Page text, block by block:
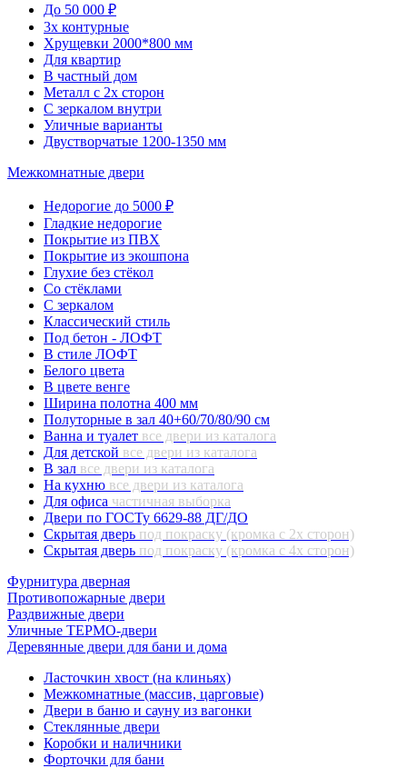
До 50 000 ₽
3х контурные
Хрущевки 2000*800 мм
Для квартир
В частный дом
Металл с 2х сторон
С зеркалом внутри
Уличные варианты
Двустворчатые 1200-1350 мм
Межкомнатные двери
Недорогие до 5000 ₽
Гладкие недорогие
Покрытие из ПВХ
Покрытие из экошпона
Глухие без стёкол
Со стёклами
С зеркалом
Классический стиль
Под бетон - ЛОФТ
В стиле ЛОФТ
Белого цвета
В цвете венге
Ширина полотна 400 мм
Полуторные в зал 40+60/70/80/90 см
Ванна и туалет все двери из каталога
Для детской все двери из каталога
В зал все двери из каталога
На кухню все двери из каталога
Для офиса частичная выборка
Двери по ГОСТу 6629-88 ДГ/ДО
Скрытая дверь под покраску (кромка с 2х сторон)
Скрытая дверь под покраску (кромка с 4х сторон)
Фурнитура дверная
Противопожарные двери
Раздвижные двери
Уличные ТЕРМО-двери
Деревянные двери для бани и дома
Ласточкин хвост (на клиньях)
Межкомнатные (массив, царговые)
Двери в баню и сауну из вагонки
Стеклянные двери
Коробки и наличники
Форточки для бани